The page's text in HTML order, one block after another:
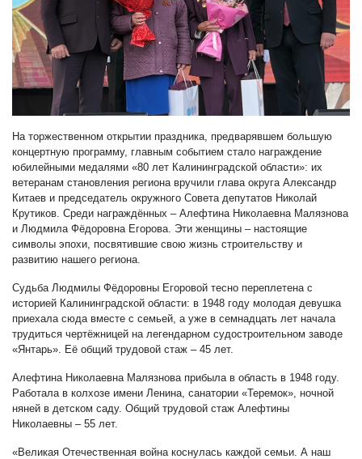
На торжественном открытии праздника, предварявшем большую
концертную программу, главным событием стало награждение
юбилейными медалями «80 лет Калининградской области»: их
ветеранам становления региона вручили глава округа Александр
Китаев и председатель окружного Совета депутатов Николай
Крутиков. Среди награждённых – Алефтина Николаевна Малязнова
и Людмила Фёдоровна Егорова. Эти женщины – настоящие
символы эпохи, посвятившие свою жизнь строительству и
развитию нашего региона.
Судьба Людмилы Фёдоровны Егоровой тесно переплетена с
историей Калининградской области: в 1948 году молодая девушка
приехала сюда вместе с семьей, а уже в семнадцать лет начала
трудиться чертёжницей на легендарном судостроительном заводе
«Янтарь». Её общий трудовой стаж – 45 лет.
Алефтина Николаевна Малязнова прибыла в область в 1948 году.
Работала в колхозе имени Ленина, санатории «Теремок», ночной
няней в детском саду. Общий трудовой стаж Алефтины
Николаевны – 55 лет.
«Великая Отечественная война коснулась каждой семьи. А наш